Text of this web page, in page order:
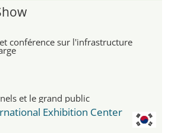
conférence sur l'infrastructure
et le grand public
Exhibition Center